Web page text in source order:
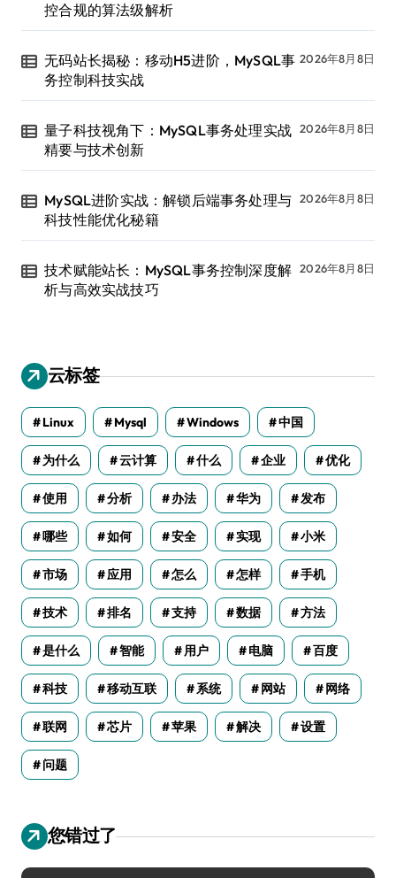
控合规的算法级解析
无码站长揭秘：移动H5进阶，MySQL事
务控制科技实战
2026年8月8日
量子科技视角下：MySQL事务处理实战
精要与技术创新
2026年8月8日
MySQL进阶实战：解锁后端事务处理与
科技性能优化秘籍
2026年8月8日
技术赋能站长：MySQL事务控制深度解
析与高效实战技巧
2026年8月8日
云标签
Linux Mysql Windows 中国
为什么 云计算 什么 企业 优化
使用 分析 办法 华为 发布
哪些 如何 安全 实现 小米
市场 应用 怎么 怎样 手机
技术 排名 支持 数据 方法
是什么 智能 用户 电脑 百度
科技 移动互联 系统 网站 网络
联网 芯片 苹果 解决 设置
问题
您错过了